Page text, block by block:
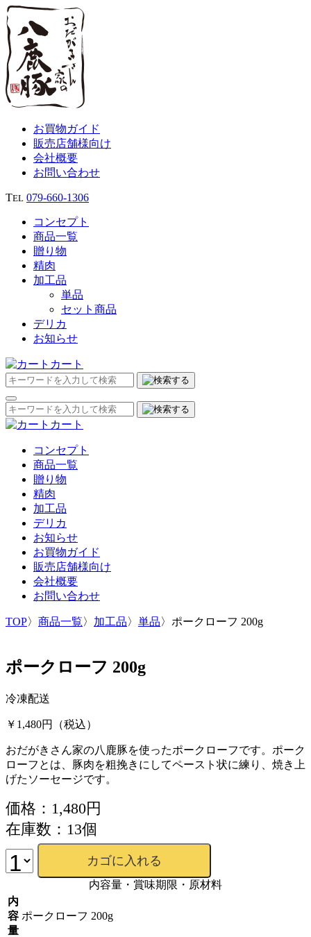
お買物ガイド
販売店舗様向け
会社概要
お問い合わせ
TEL 079‐660‐1306
コンセプト
商品一覧
贈り物
精肉
加工品
単品
セット商品
デリカ
お知らせ
カート
カート
コンセプト
商品一覧
贈り物
精肉
加工品
デリカ
お知らせ
お買物ガイド
販売店舗様向け
会社概要
お問い合わせ
TOP〉 商品一覧〉 加工品〉 単品〉 ポークローフ 200g
ポークローフ 200g
冷凍配送
￥1,480円 （税込）
おだがきさん家の八鹿豚を使ったポークローフです。ポーク
ローフとは、豚肉を粗挽きにしてペースト状に練り、焼き上
げたソーセージです。
価格：1,480円
在庫数：13個
内容量・賞味期限・原材料
内
容
量
ポークローフ 200g